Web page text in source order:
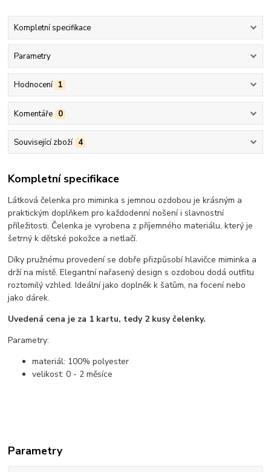
Kompletní specifikace
Parametry
Hodnocení 1
Komentáře 0
Související zboží 4
Kompletní specifikace
Látková čelenka pro miminka s jemnou ozdobou je krásným a
praktickým doplňkem pro každodenní nošení i slavnostní
příležitosti. Čelenka je vyrobena z příjemného materiálu, který je
šetrný k dětské pokožce a netlačí.
Díky pružnému provedení se dobře přizpůsobí hlavičce miminka a
drží na místě. Elegantní nařasený design s ozdobou dodá outfitu
roztomilý vzhled. Ideální jako doplněk k šatům, na focení nebo
jako dárek.
Uvedená cena je za 1 kartu, tedy 2 kusy čelenky.
Parametry:
materiál: 100% polyester
velikost: 0 - 2 měsíce
Parametry